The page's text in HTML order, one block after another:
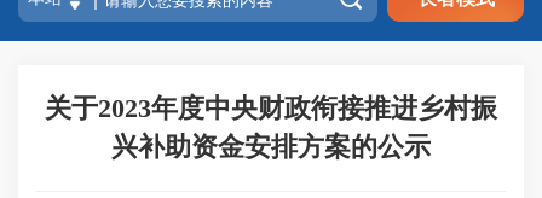
关于2023年度中央财政衔接推进乡村振
兴补助资金安排方案的公示